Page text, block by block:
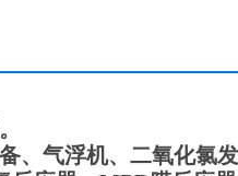
、气浮机、二氧化氯